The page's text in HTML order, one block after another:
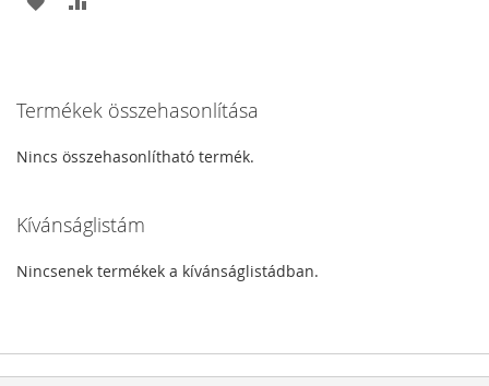
Termékek összehasonlítása
Nincs összehasonlítható termék.
Kívánságlistám
Nincsenek termékek a kívánságlistádban.